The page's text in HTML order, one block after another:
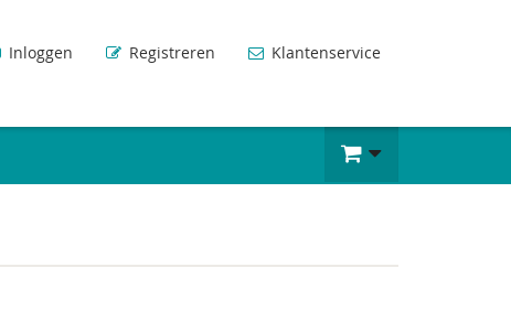
Inloggen Registreren Klantenservice